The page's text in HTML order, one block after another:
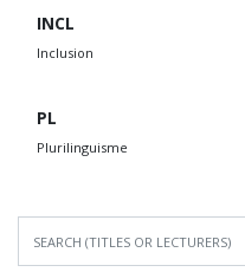
INCL
Inclusion
PL
Plurilinguisme